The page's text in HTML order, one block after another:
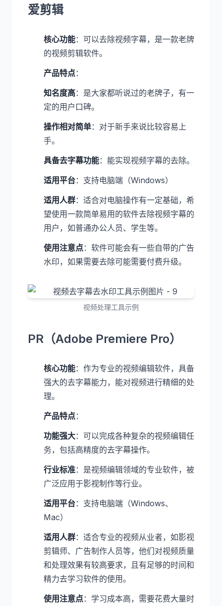
爱剪辑
核心功能：可以去除视频字幕，是一款老牌
的视频剪辑软件。
产品特点：
知名度高：是大家都听说过的老牌子，有一
定的用户口碑。
操作相对简单：对于新手来说比较容易上
手。
具备去字幕功能：能实现视频字幕的去除。
适用平台：支持电脑端（Windows）
适用人群：适合对电脑操作有一定基础，希
望使用一款简单易用的软件去除视频字幕的
用户，如普通办公人员、学生等。
使用注意点：软件可能会有一些自带的广告
水印，如果需要去除可能需要付费升级。
视频处理工具示例
PR（Adobe Premiere Pro）
核心功能：作为专业的视频编辑软件，具备
强大的去字幕能力，能对视频进行精细的处
理。
产品特点：
功能强大：可以完成各种复杂的视频编辑任
务，包括高精度的去字幕操作。
行业标准：是视频编辑领域的专业软件，被
广泛应用于影视制作等行业。
适用平台：支持电脑端（Windows、
Mac）
适用人群：适合专业的视频从业者，如影视
剪辑师、广告制作人员等，他们对视频质量
和处理效果有较高要求，且有足够的时间和
精力去学习软件的使用。
使用注意点：学习成本高，需要花费大量时